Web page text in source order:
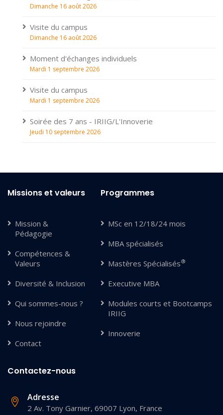
Dimanche 16 août 2026
Visite du campus
Dimanche 16 août 2026
Moment d'échanges individuels
Mardi 1 septembre 2026
Visite du campus
Mardi 1 septembre 2026
Soirée des 7 ans - IRIIG/L'Innoverie
Jeudi 10 septembre 2026
Missions et valeurs
Mission &
Pédagogie
Compétences &
Valeurs
Diversité & Inclusion
Qui sommes-nous ?
Nous rejoindre
Contact
Programmes
MSc en 12/18/24 mois
MBA spécialisés
Mastères Spécialisés®
Executive MBA
Modules courts et Bootcamps
IRIIG
Innoverie
Contactez-nous
Adresse
2 Av. Tony Garnier, 69007 Lyon, France